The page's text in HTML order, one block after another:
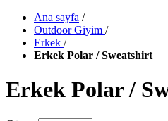
Ana sayfa /
Outdoor Giyim /
Erkek /
Erkek Polar / Sweatshirt
Erkek Polar /